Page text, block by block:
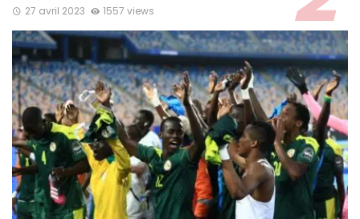
27 avril 2023 1557 views